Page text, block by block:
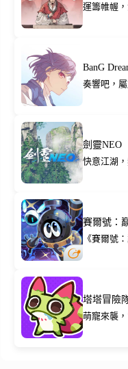
運籌帷幄
BanG
奏響吧，
劍靈NEO
快意江湖
賽爾號：
《賽爾號
塔塔冒險
萌寵來襲